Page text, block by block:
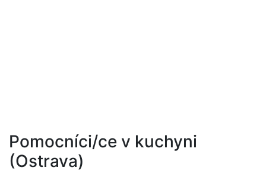
Pomocníci/ce v kuchyni
(Ostrava)